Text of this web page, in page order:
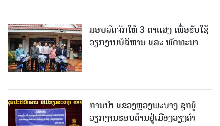
ມອບລົດຈັກໃຫ້ 3 ຕາແສງ ເພື່ອຮັບໃຊ້
ວຽກງານບໍລິຫານ ແລະ ພັດທະນາ
ການນຳ ແຂວງຫຼວງພະບາງ ຊຸກຍູ້
ວຽກງານຮອບດ້ານຢູ່ເມືອງວຽງຄໍາ